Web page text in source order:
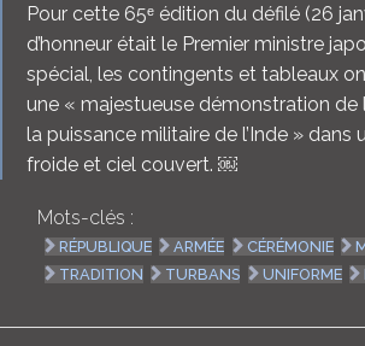
Pour cette 65ᵉ édition du défilé (26
d’honneur était le Premier ministre
spécial, les contingents et tableaux
une « majestueuse démonstration
la puissance militaire de l’Inde »
froide et ciel couvert. ￼
Mots-clés :
RÉPUBLIQUE ARMÉE CÉRÉMONIE
TRADITION
TURBANS UNIFORME